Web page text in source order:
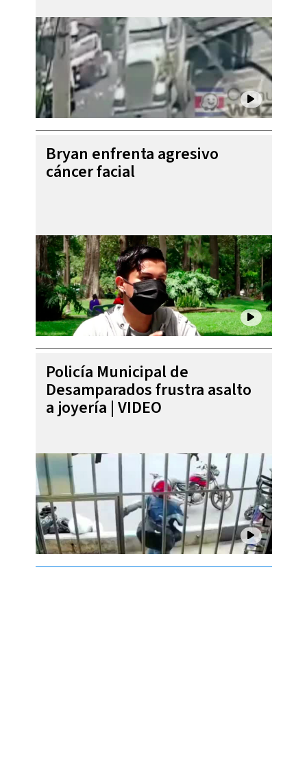
Bryan enfrenta agresivo
cáncer facial
Policía Municipal de
Desamparados frustra asalto
a joyería | VIDEO